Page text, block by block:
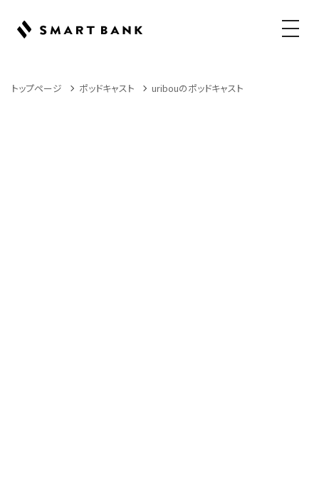
メニュ
トップページ ポッドキャスト uribouのポッドキャスト